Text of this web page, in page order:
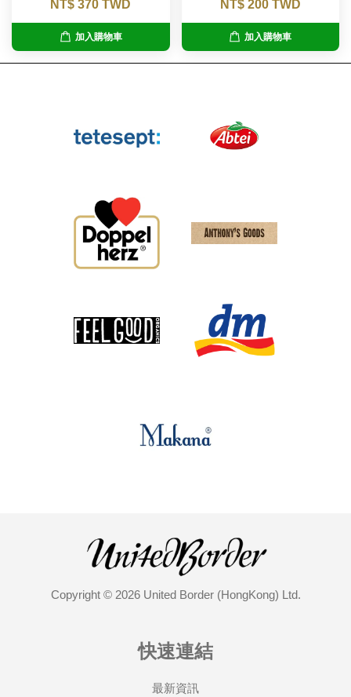
NT$ 370 TWD
加入購物車
NT$ 200 TWD
加入購物車
Copyright © 2026 United Border (HongKong) Ltd.
快速連結
最新資訊